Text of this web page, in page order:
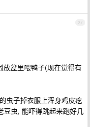
27
盆里喂鸭子(现在觉得有
虫子掉衣服上浑身鸡皮疙
豆虫, 能吓得跳起来跑好几